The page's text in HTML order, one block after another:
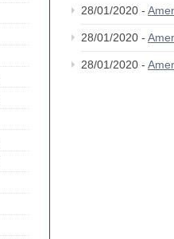
28/01/2020 -
28/01/2020 -
28/01/2020 -